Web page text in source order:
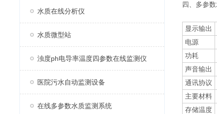
水质在线分析仪
水质微型站
浊度ph电导率温度四参数在线监测仪
医院污水自动监测设备
在线多参数水质监测系统
四、多参
显示输出
电源
功耗
声音输出
通讯协议
主要材料
存储温度